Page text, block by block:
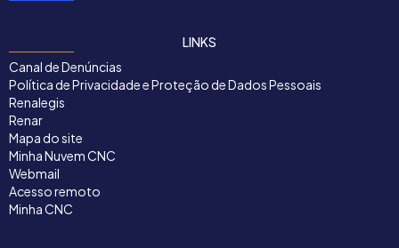
LINKS
Canal de Denúncias
Política de Privacidade e Proteção de Dados Pessoais
Renalegis
Renar
Mapa do site
Minha Nuvem CNC
Webmail
Acesso remoto
Minha CNC